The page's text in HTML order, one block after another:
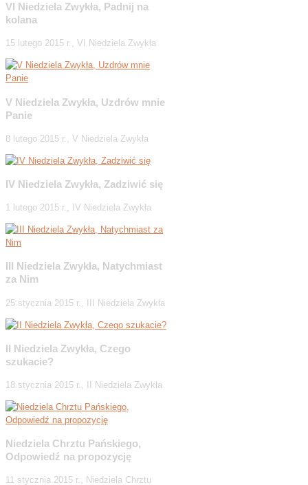
VI Niedziela Zwykła, Padnij na
kolana
15 lutego 2015 r., VI Niedziela Zwykła
V Niedziela Zwykła, Uzdrów mnie
Panie
8 lutego 2015 r., V Niedziela Zwykła
IV Niedziela Zwykła, Zadziwić się
1 lutego 2015 r., IV Niedziela Zwykła
III Niedziela Zwykła, Natychmiast
za Nim
25 stycznia 2015 r., III Niedziela Zwykła
II Niedziela Zwykła, Czego
szukacie?
18 stycznia 2015 r., II Niedziela Zwykła
Niedziela Chrztu Pańskiego,
Odpowiedź na propozycję
11 stycznia 2015 r., Niedziela Chrztu